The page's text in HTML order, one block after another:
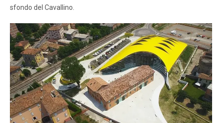
sfondo del Cavallino.